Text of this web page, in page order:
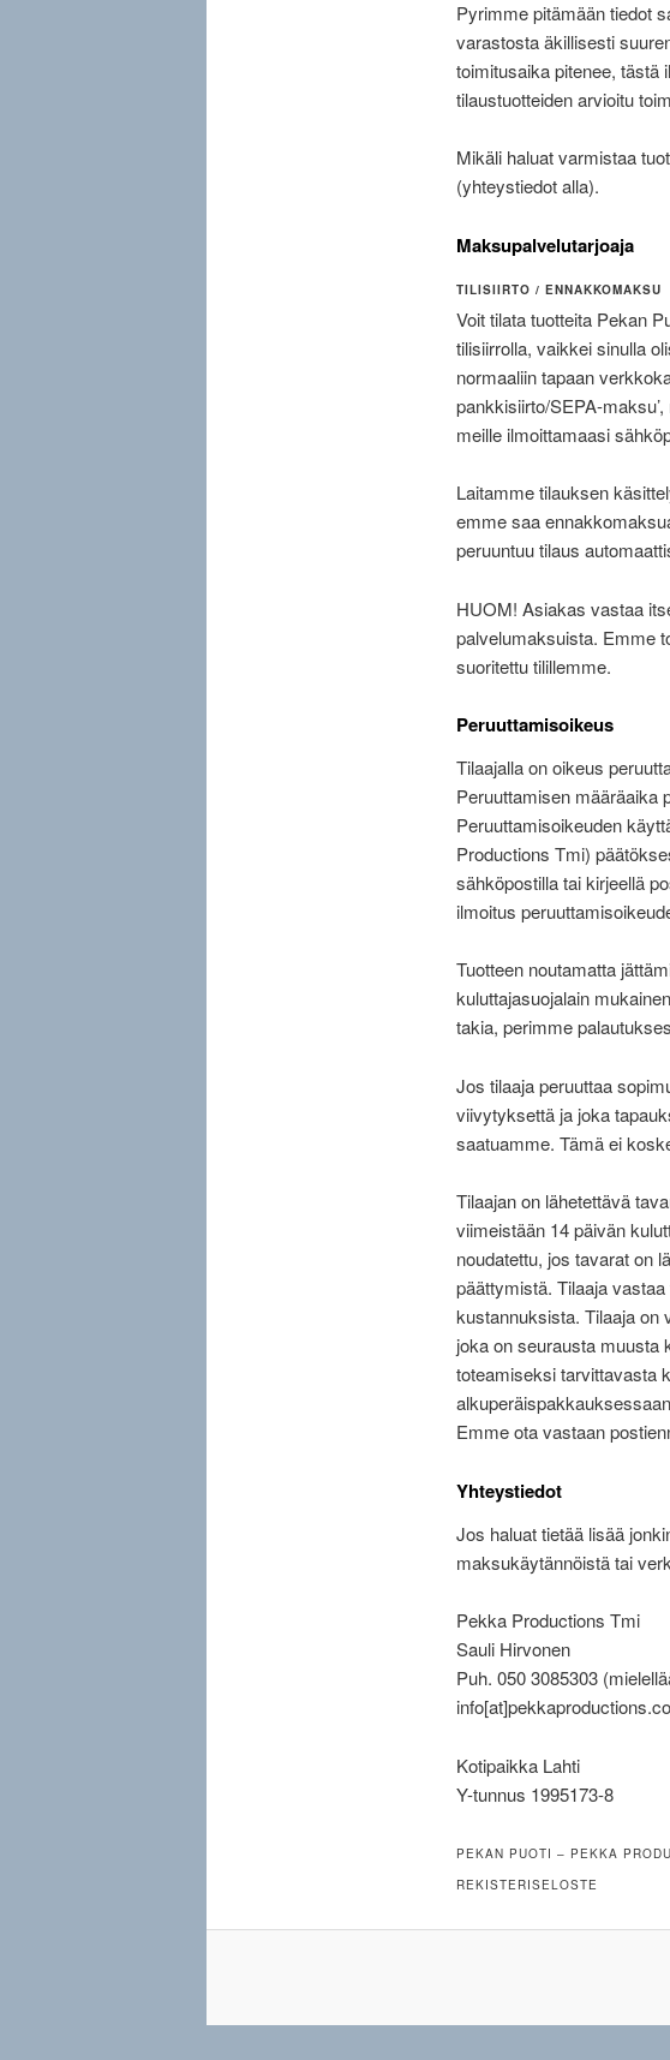
Pyrimme pitämään tiedot
varastosta äkillisesti
toimitusaika pitenee, tästä
tilaustuotteiden arvioitu
Mikäli haluat varmistaa
(yhteystiedot alla).
Maksupalvelutarjoaja
TILISIIRTO / ENNAKKOMAKSU
Voit tilata tuotteita Pekan
tilisiirrolla, vaikkei sinulla
normaaliin tapaan
pankkisiirto/SEPA-
meille ilmoittamaasi
Laitamme tilauksen
emme saa
peruuntuu tilaus
HUOM! Asiakas vastaa
palvelumaksuista. Emme
suoritettu tilillemme.
Peruuttamisoikeus
Tilaajalla on oikeus
Peruuttamisen määräaika
Peruuttamisoikeuden
Productions Tmi)
sähköpostilla tai kirjeellä
ilmoitus
Tuotteen noutamatta
kuluttajasuojalain
takia, perimme
Jos tilaaja peruuttaa
viivytyksettä ja joka
saatuamme. Tämä ei
Tilaajan on lähetettävä
viimeistään 14 päivän
noudatettu, jos tavarat on
päättymistä. Tilaaja
kustannuksista. Tilaaja on
joka on seurausta muusta
toteamiseksi tarvittavasta
Emme ota vastaan
Yhteystiedot
Jos haluat tietää lisää
maksukäytännöistä tai
Pekka Productions Tmi
Sauli Hirvonen
Puh. 050 3085303
Kotipaikka Lahti
Y-tunnus 1995173-8
PEKAN PUOTI – PEKKA
REKISTERISELOSTE